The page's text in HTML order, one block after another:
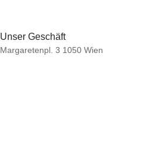
Unser Geschäft
Margaretenpl. 3 1050 Wien